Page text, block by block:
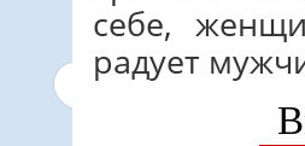
себе,
радует